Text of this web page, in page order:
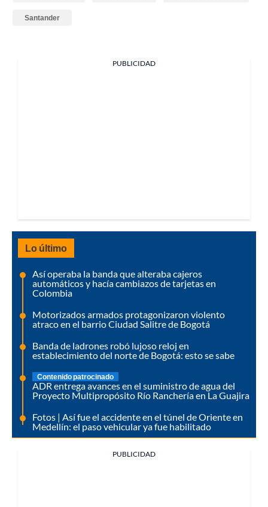
Santander
PUBLICIDAD
Lo último
Así operaba la banda que alteraba cajeros
automáticos y hacía cambiazos de tarjetas en
Colombia
Motorizados armados protagonizaron violento
atraco en el barrio Ciudad Salitre de Bogotá
Banda de ladrones robó lujoso reloj en
establecimiento del norte de Bogotá: esto se sabe
Contenido patrocinado
ADR entrega avances en el suministro de agua del
Proyecto Multipropósito Río Ranchería en La Guajira
Fotos | Así fue el accidente en el túnel de Oriente en
Medellín: el paso vehicular ya fue habilitado
PUBLICIDAD